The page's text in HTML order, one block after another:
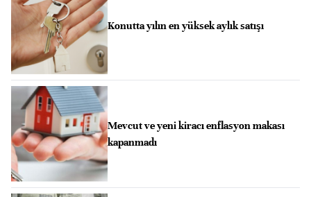
Konutta yılın en yüksek aylık satışı
Mevcut ve yeni kiracı enflasyon makası
kapanmadı